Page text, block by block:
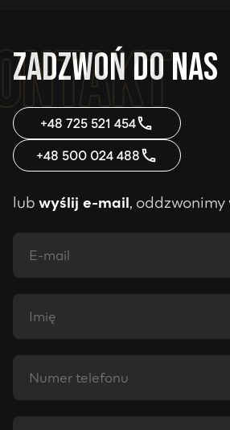
Zadzwoń do nas
+48 725 521 454
+48 500 024 488
lub wyślij e-mail,